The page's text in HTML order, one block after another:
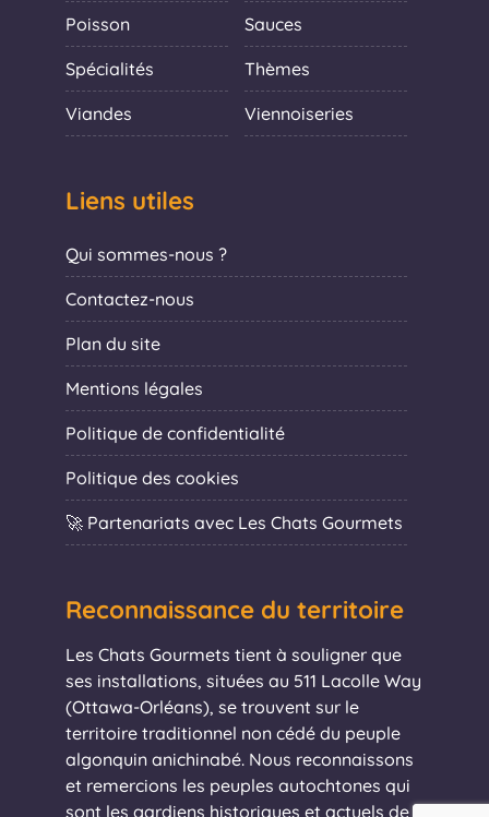
Poisson Sauces
Spécialités Thèmes
Viandes Viennoiseries
Liens utiles
Qui sommes-nous ?
Contactez-nous
Plan du site
Mentions légales
Politique de confidentialité
Politique des cookies
🚀 Partenariats avec Les Chats Gourmets
Reconnaissance du territoire
Les Chats Gourmets tient à souligner que
ses installations, situées au 511 Lacolle Way
(Ottawa-Orléans), se trouvent sur le
territoire traditionnel non cédé du peuple
algonquin anichinabé. Nous reconnaissons
et remercions les peuples autochtones qui
sont les gardiens historiques et actuels de